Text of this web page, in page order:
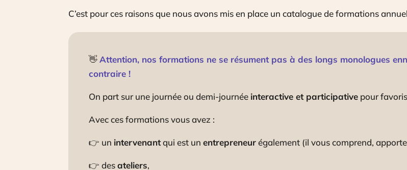
C’est pour ces raisons que nous avons mis en place un catalogue de formations
👋Attention, nos formations ne se résument pas à des longs monologues
contraire !
On part sur une journée ou demi-journée interactive et participative pour
Avec ces formations vous avez :
👉 un intervenantqui est unentrepreneurégalement (il vous comprend,
👉 desateliers,